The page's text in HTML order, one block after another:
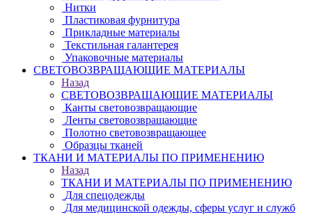
Нитки
Пластиковая фурнитура
Прикладные материалы
Текстильная галантерея
Упаковочные материалы
СВЕТОВОЗВРАЩАЮЩИЕ МАТЕРИАЛЫ
Назад
СВЕТОВОЗВРАЩАЮЩИЕ МАТЕРИАЛЫ
Канты световозвращающие
Ленты световозвращающие
Полотно световозвращающее
Образцы тканей
ТКАНИ И МАТЕРИАЛЫ ПО ПРИМЕНЕНИЮ
Назад
ТКАНИ И МАТЕРИАЛЫ ПО ПРИМЕНЕНИЮ
Для спецодежды
Для медицинской одежды, сферы услуг и служб